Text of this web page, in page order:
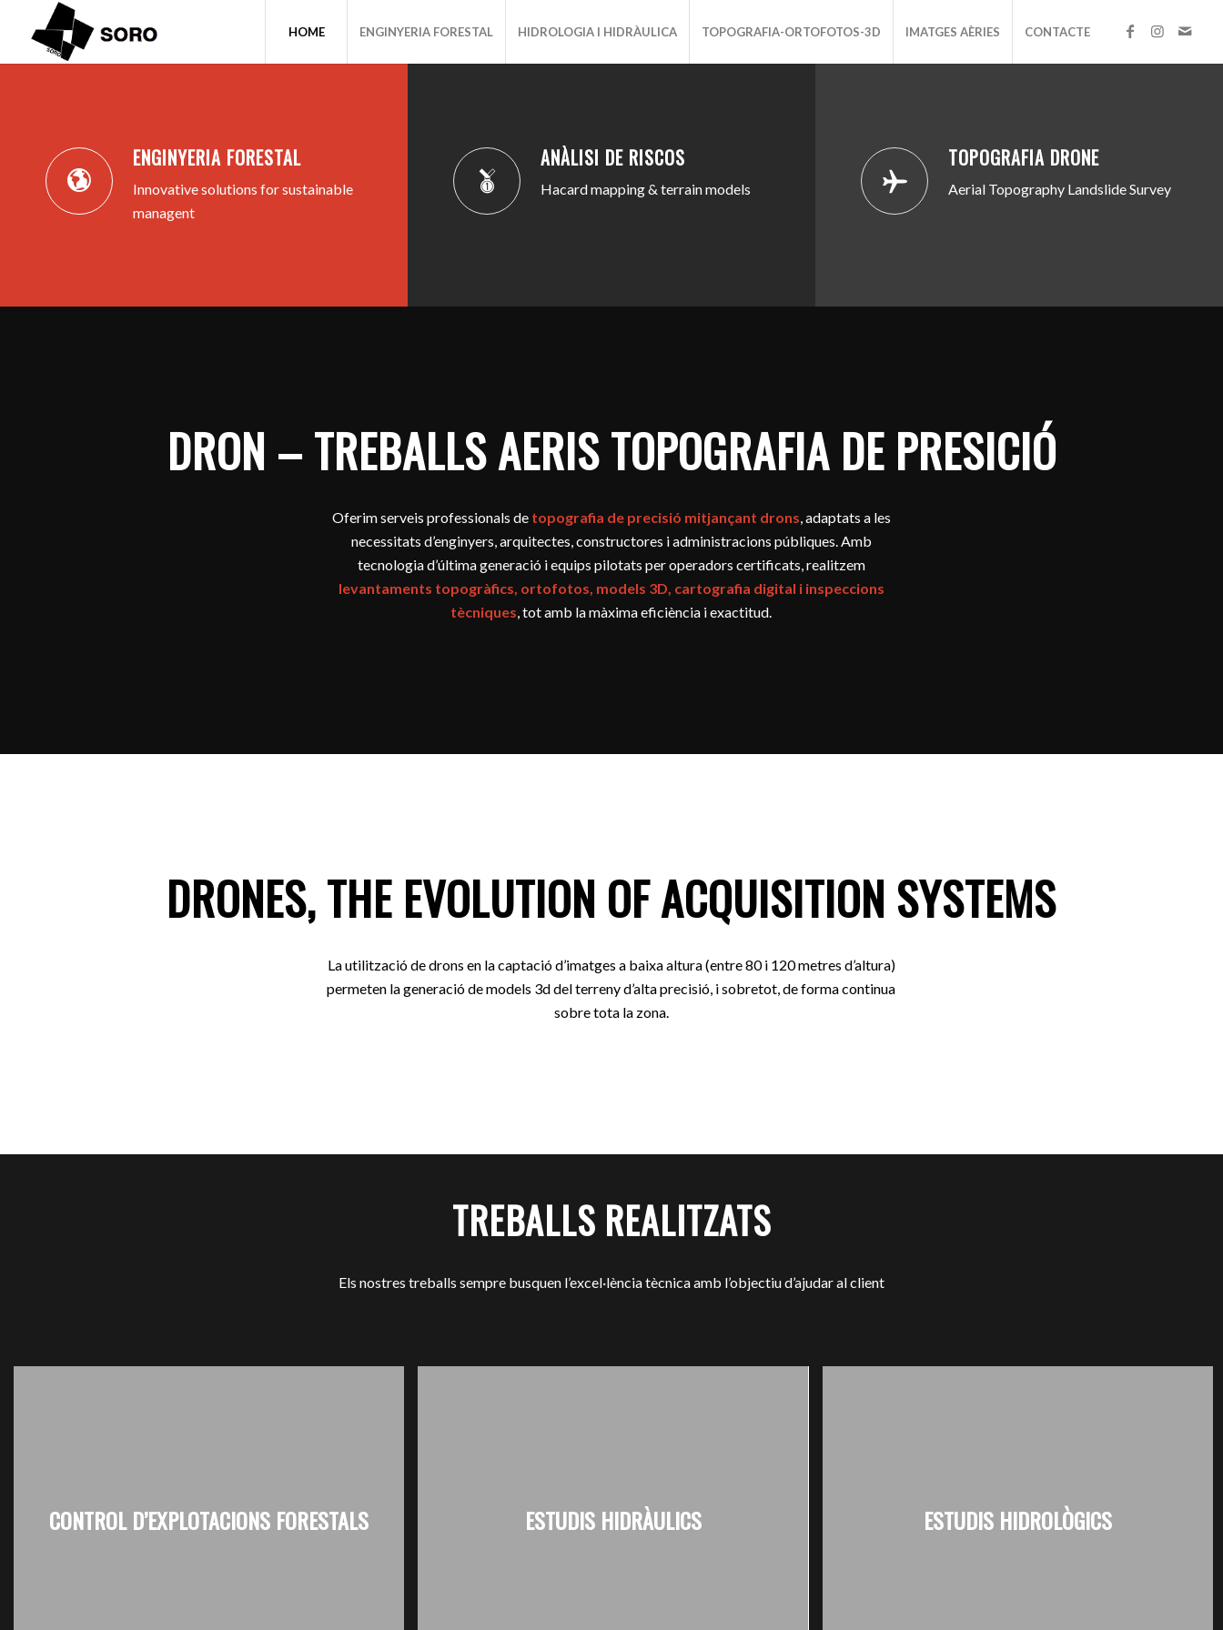
HOME ENGINYERIA FORESTAL HIDROLOGIA I HIDRÀULICA TOPOGRAFIA-ORTOFOTOS-3D IMATGES AÈRIES CONTACTE
ENGINYERIA FORESTAL
Innovative solutions for sustainable
managent
ANÀLISI DE RISCOS
Hacard mapping & terrain models
TOPOGRAFIA DRONE
Aerial Topography Landslide Survey
DRON – TREBALLS AERIS TOPOGRAFIA DE PRESICIÓ
Oferim serveis professionals de topografia de precisió mitjançant drons , adaptats a les
necessitats d’enginyers, arquitectes, constructores i administracions públiques. Amb
tecnologia d’última generació i equips pilotats per operadors certificats, realitzem
levantaments topogràfics, ortofotos, models 3D, cartografia digital i inspeccions
tècniques , tot amb la màxima eficiència i exactitud.
DRONES, THE EVOLUTION OF ACQUISITION SYSTEMS
La utilització de drons en la captació d’imatges a baixa altura (entre 80 i 120 metres d’altura)
permeten la generació de models 3d del terreny d’alta precisió, i sobretot, de forma continua
sobre tota la zona.
TREBALLS REALITZATS
Els nostres treballs sempre busquen l’excel·lència tècnica amb l’objectiu d’ajudar al client
CONTROL D’EXPLOTACIONS FORESTALS ESTUDIS HIDRÀULICS ESTUDIS HIDROLÒGICS